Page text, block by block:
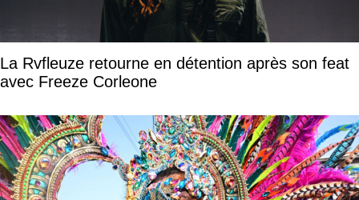
La Rvfleuze retourne en détention après son feat
avec Freeze Corleone